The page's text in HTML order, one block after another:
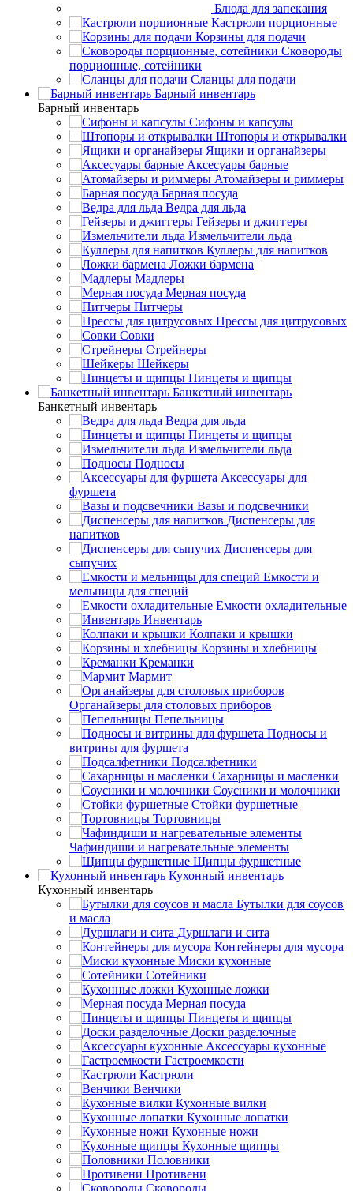
Блюда для запекания
Кастрюли порционные
Корзины для подачи
Сковороды
порционные, сотейники
Сланцы для подачи
Барный инвентарь
Барный инвентарь
Сифоны и капсулы
Штопоры и открывалки
Ящики и органайзеры
Аксесуары барные
Атомайзеры и риммеры
Барная посуда
Ведра для льда
Гейзеры и джиггеры
Измельчители льда
Куллеры для напитков
Ложки бармена
Мадлеры
Мерная посуда
Питчеры
Прессы для цитрусовых
Совки
Стрейнеры
Шейкеры
Пинцеты и щипцы
Банкетный инвентарь
Банкетный инвентарь
Ведра для льда
Пинцеты и щипцы
Измельчители льда
Подносы
Аксессуары для
фуршета
Вазы и подсвечники
Диспенсеры для
напитков
Диспенсеры для
сыпучих
Емкости и
мельницы для специй
Емкости охладительные
Инвентарь
Колпаки и крышки
Корзины и хлебницы
Креманки
Мармит
Органайзеры для столовых приборов
Пепельницы
Подносы и
витрины для фуршета
Подсалфетники
Сахарницы и масленки
Соусники и молочники
Стойки фуршетные
Тортовницы
Чафиндиши и нагревательные элементы
Щипцы фуршетные
Кухонный инвентарь
Кухонный инвентарь
Бутылки для соусов
и масла
Дуршлаги и сита
Контейнеры для мусора
Миски кухонные
Сотейники
Кухонные ложки
Мерная посуда
Пинцеты и щипцы
Доски разделочные
Аксессуары кухонные
Гастроемкости
Кастрюли
Венчики
Кухонные вилки
Кухонные лопатки
Кухонные ножи
Кухонные щипцы
Половники
Противени
Сковороды